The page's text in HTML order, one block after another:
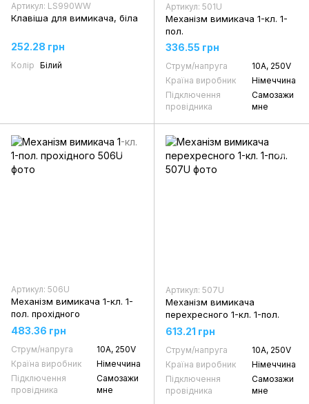
Артикул: LS990WW
Клавіша для вимикача, біла
252.28 грн
Колір Білий
Артикул: 501U
Механізм вимикача 1-кл. 1-
пол.
336.55 грн
Струм/напруга
10А, 250V
Країна виробник
Німеччина
Підключення
провідника
Самозажи
мне
Артикул: 506U
Механізм вимикача 1-кл. 1-
пол. прохідного
483.36 грн
Струм/напруга
10А, 250V
Країна виробник
Німеччина
Підключення
провідника
Самозажи
мне
Артикул: 507U
Механізм вимикача
перехресного 1-кл. 1-пол.
613.21 грн
Струм/напруга
10А, 250V
Країна виробник
Німеччина
Підключення
провідника
Самозажи
мне